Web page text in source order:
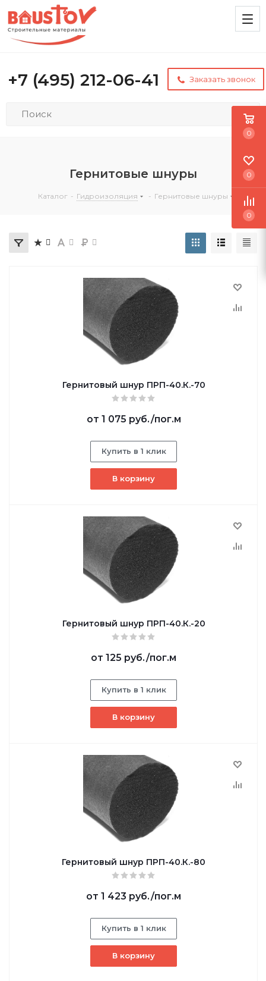
+7 (495) 212-06-41 Заказать звонок
Гернитовые шнуры
Каталог - Гидроизоляция - Гернитовые шнуры
Гернитовый шнур ПРП-40.К.-70
от 1 075 руб./пог.м
Купить в 1 клик
В корзину
Гернитовый шнур ПРП-40.К.-20
от 125 руб./пог.м
Купить в 1 клик
В корзину
Гернитовый шнур ПРП-40.К.-80
от 1 423 руб./пог.м
Купить в 1 клик
В корзину
0
0
0